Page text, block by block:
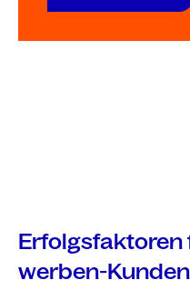
Erfolgsfaktoren
werben-